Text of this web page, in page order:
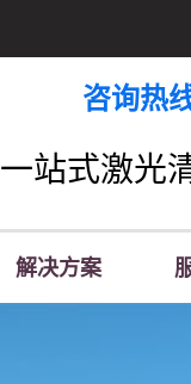
咨询热
站式激光
解决方案